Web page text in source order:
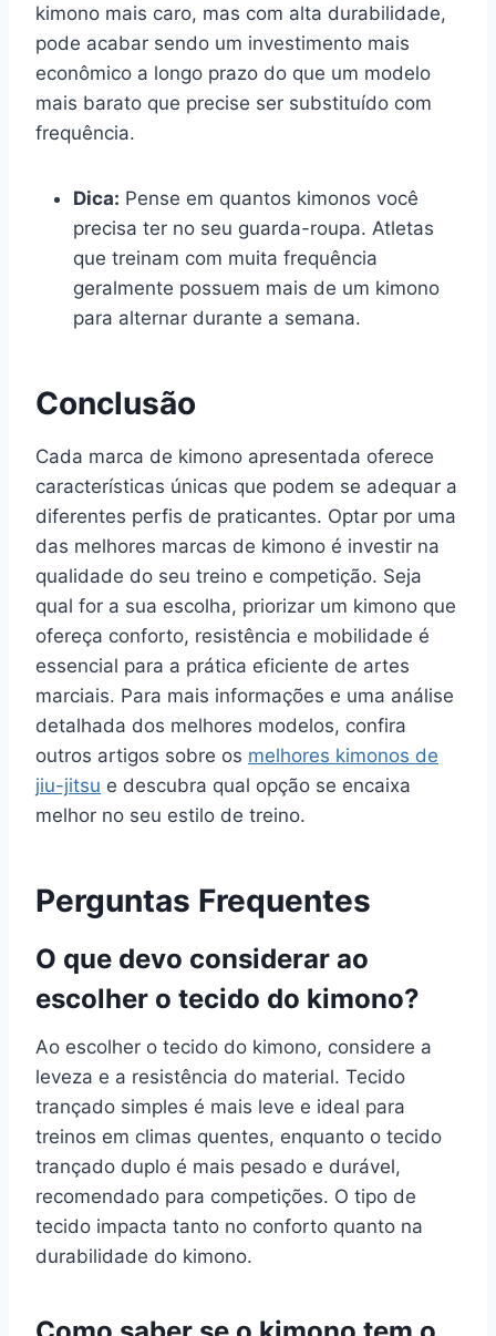
kimono mais caro, mas com alta durabilidade,
pode acabar sendo um investimento mais
econômico a longo prazo do que um modelo
mais barato que precise ser substituído com
frequência.
Dica: Pense em quantos kimonos você
precisa ter no seu guarda-roupa. Atletas
que treinam com muita frequência
geralmente possuem mais de um kimono
para alternar durante a semana.
Conclusão
Cada marca de kimono apresentada oferece
características únicas que podem se adequar a
diferentes perfis de praticantes. Optar por uma
das melhores marcas de kimono é investir na
qualidade do seu treino e competição. Seja
qual for a sua escolha, priorizar um kimono que
ofereça conforto, resistência e mobilidade é
essencial para a prática eficiente de artes
marciais. Para mais informações e uma análise
detalhada dos melhores modelos, confira
outros artigos sobre os melhores kimonos de
jiu-jitsu e descubra qual opção se encaixa
melhor no seu estilo de treino.
Perguntas Frequentes
O que devo considerar ao
escolher o tecido do kimono?
Ao escolher o tecido do kimono, considere a
leveza e a resistência do material. Tecido
trançado simples é mais leve e ideal para
treinos em climas quentes, enquanto o tecido
trançado duplo é mais pesado e durável,
recomendado para competições. O tipo de
tecido impacta tanto no conforto quanto na
durabilidade do kimono.